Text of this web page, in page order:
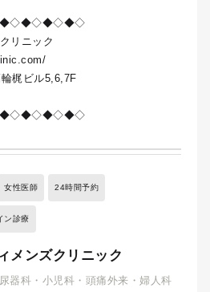
リニック
梶ビル5,6,7F
女性医師 24時間予約
ン診療
メンズクリニック
器科・小児科・頭痛外来・婦人科